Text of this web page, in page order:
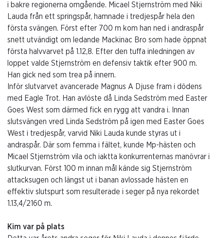
i bakre regionerna omgående. Micael Stjernström med Niki
Lauda från ett springspår, hamnade i tredjespår hela den
första svängen. Först efter 700 m kom han ned i andraspår
snett utvändigt om ledande Mackinac Bro som hade öppnat
första halvvarvet på 1.12,8. Efter den tuffa inledningen av
loppet valde Stjernström en defensiv taktik efter 900 m.
Han gick ned som trea på innern.
Inför slutvarvet avancerade Magnus A Djuse fram i dödens
med Eagle Trot. Han avlöste då Linda Sedström med Easter
Goes West som därmed fick en rygg att vandra i. Innan
slutsvängen vred Linda Sedström på igen med Easter Goes
West i tredjespår, varvid Niki Lauda kunde styras ut i
andraspår. Där som femma i fältet, kunde Mp-hästen och
Micael Stjernström vila och iaktta konkurrenternas manövrar i
slutkurvan. Först 100 m innan mål kände sig Stjernström
attacksugen och längst ut i banan avlossade hästen en
effektiv slutspurt som resulterade i seger på nya rekordet
1.13,4/2160 m.
Kim var på plats